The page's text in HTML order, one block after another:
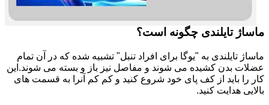
ماساژ تایلندی چگونه است؟
ماساژ تایلندی به "یوگا برای افراد تنبل" تشبیه شده که در آن تمام
عضلات بدن کشیده می شوند و مفاصل نیز باز و بسته می شوند.این
کار را باید از کف پای خود شروع کنید و کم کم آنرا به قسمت های
بالایی هدایت کنید.